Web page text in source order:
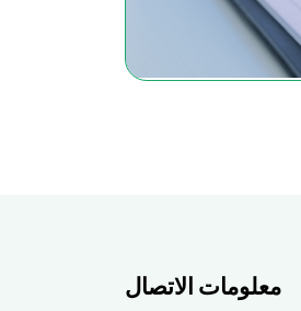
معلومات الاتصال